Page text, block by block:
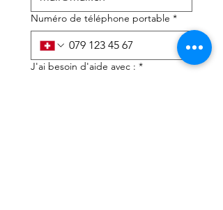
Numéro de téléphone portable *
J'ai besoin d'aide avec : *